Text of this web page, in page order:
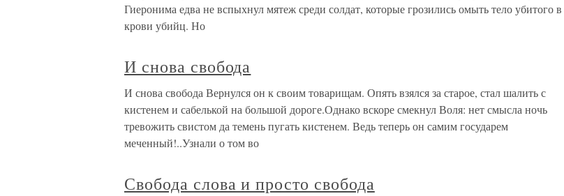
Гиеронима едва не вспыхнул мятеж среди солдат, которые грозились омыть тело убитого в
крови убийц. Но
И снова свобода
И снова свобода Вернулся он к своим товарищам. Опять взялся за старое, стал шалить с
кистенем и сабелькой на большой дороге.Однако вскоре смекнул Воля: нет смысла ночь
тревожить свистом да темень пугать кистенем. Ведь теперь он самим государем
меченный!..Узнали о том во
Свобода слова и просто свобода